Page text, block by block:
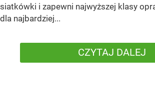
siatkówki i zapewni najwyższej klasy
dla najbardziej...
CZYTAJ DALEJ